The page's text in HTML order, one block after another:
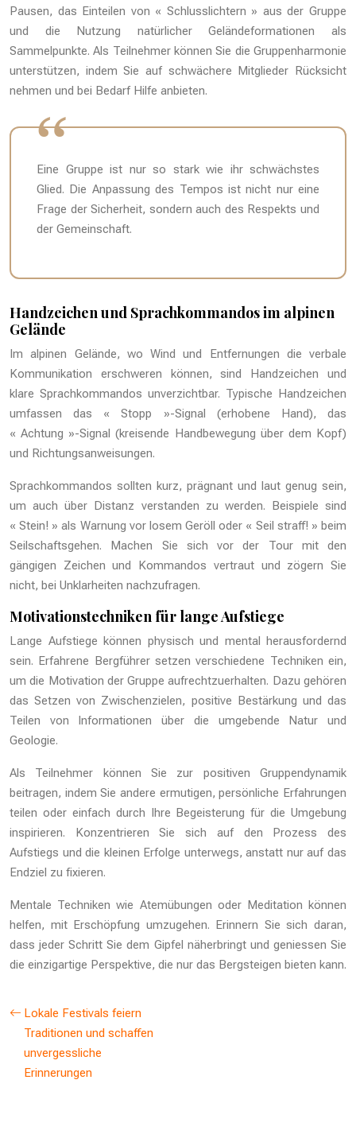
Pausen, das Einteilen von « Schlusslichtern » aus der Gruppe
und die Nutzung natürlicher Geländeformationen als
Sammelpunkte. Als Teilnehmer können Sie die Gruppenharmonie
unterstützen, indem Sie auf schwächere Mitglieder Rücksicht
nehmen und bei Bedarf Hilfe anbieten.
Eine Gruppe ist nur so stark wie ihr schwächstes
Glied. Die Anpassung des Tempos ist nicht nur eine
Frage der Sicherheit, sondern auch des Respekts und
der Gemeinschaft.
Handzeichen und Sprachkommandos im alpinen
Gelände
Im alpinen Gelände, wo Wind und Entfernungen die verbale
Kommunikation erschweren können, sind Handzeichen und
klare Sprachkommandos unverzichtbar. Typische Handzeichen
umfassen das « Stopp »-Signal (erhobene Hand), das
« Achtung »-Signal (kreisende Handbewegung über dem Kopf)
und Richtungsanweisungen.
Sprachkommandos sollten kurz, prägnant und laut genug sein,
um auch über Distanz verstanden zu werden. Beispiele sind
« Stein! » als Warnung vor losem Geröll oder « Seil straff! » beim
Seilschaftsgehen. Machen Sie sich vor der Tour mit den
gängigen Zeichen und Kommandos vertraut und zögern Sie
nicht, bei Unklarheiten nachzufragen.
Motivationstechniken für lange Aufstiege
Lange Aufstiege können physisch und mental herausfordernd
sein. Erfahrene Bergführer setzen verschiedene Techniken ein,
um die Motivation der Gruppe aufrechtzuerhalten. Dazu gehören
das Setzen von Zwischenzielen, positive Bestärkung und das
Teilen von Informationen über die umgebende Natur und
Geologie.
Als Teilnehmer können Sie zur positiven Gruppendynamik
beitragen, indem Sie andere ermutigen, persönliche Erfahrungen
teilen oder einfach durch Ihre Begeisterung für die Umgebung
inspirieren. Konzentrieren Sie sich auf den Prozess des
Aufstiegs und die kleinen Erfolge unterwegs, anstatt nur auf das
Endziel zu fixieren.
Mentale Techniken wie Atemübungen oder Meditation können
helfen, mit Erschöpfung umzugehen. Erinnern Sie sich daran,
dass jeder Schritt Sie dem Gipfel näherbringt und geniessen Sie
die einzigartige Perspektive, die nur das Bergsteigen bieten kann.
Lokale Festivals feiern
Traditionen und schaffen
unvergessliche
Erinnerungen